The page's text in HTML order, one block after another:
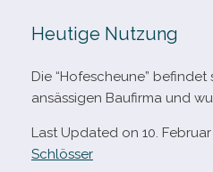
Heutige Nutzung
Die “Hofescheune”
an­säs­si­gen Baufirma und
Last Updated on 10.
Schlösser